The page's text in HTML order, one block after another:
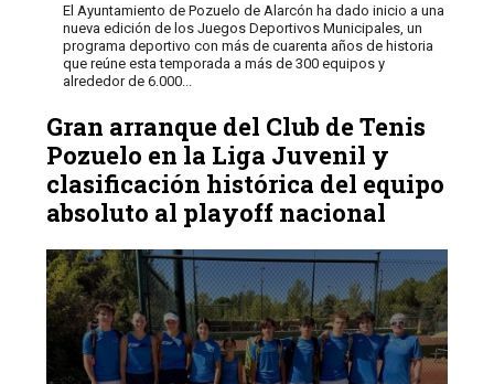
El Ayuntamiento de Pozuelo de Alarcón ha dado inicio a una
nueva edición de los Juegos Deportivos Municipales, un
programa deportivo con más de cuarenta años de historia
que reúne esta temporada a más de 300 equipos y
alrededor de 6.000...
Gran arranque del Club de Tenis
Pozuelo en la Liga Juvenil y
clasificación histórica del equipo
absoluto al playoff nacional